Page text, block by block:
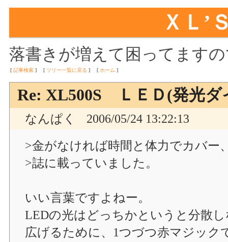
ＸＬ’
落書きが増えて困ってます
[ 記事検索 ] [ ツリー一覧に戻る ] [ ホーム ]
Re: XL500S ＬＥＤ(発光ダ
なんぱく
2006/05/24 13:22:13
>金がなければ時間と体力でカバー
>誌に載っていました。
いい言葉ですよねー。
LEDの光はどっちかというと分散
広げるために、1つづつ赤マジック